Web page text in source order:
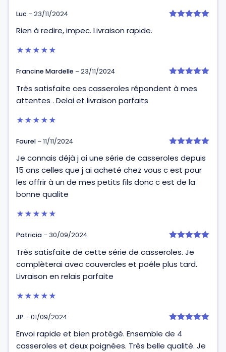
Luc –23/11/2024
Rien à redire, impec. Livraison rapide.
★★★★★
sur 5
Francine Mardelle –23/11/2024
Très satisfaite ces casseroles répondent à mes
attentes . Delai et livraison parfaits
★★★★★
sur 5
Faurel –11/11/2024
Je connais déjà j ai une série de casseroles depuis
15 ans celles que j ai acheté chez vous c est pour
les offrir à un de mes petits fils donc c est de la
bonne qualite
★★★★★
sur 5
Patricia – 30/09/2024
Très satisfaite de cette série de casseroles. Je
complèterai avec couvercles et poêle plus tard.
Livraison en relais parfaite
★★★★★
sur 5
JP –01/09/2024
Envoi rapide et bien protégé. Ensemble de 4
casseroles et deux poignées. Très belle qualité. Je